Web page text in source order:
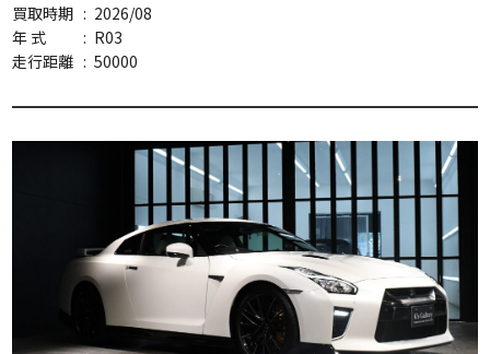
買取時期 : 2026/08
年 式
: R03
走行距離 : 50000